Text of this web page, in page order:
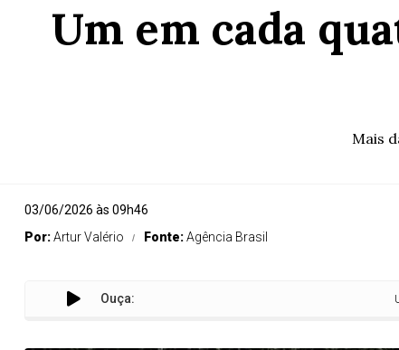
Um em cada
Mais
03/06/2026 às 09h46
Por:Artur Valério Fonte:Agência Brasil
Ouça: Um em